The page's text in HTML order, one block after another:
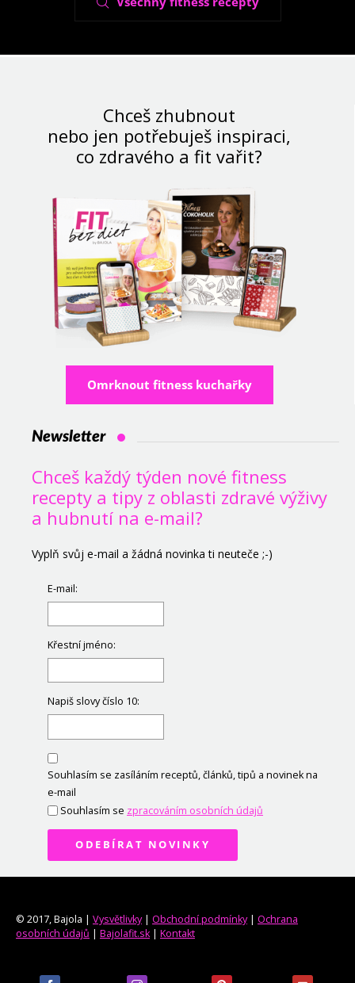
Chceš zhubnout
nebo jen potřebuješ inspiraci,
co zdravého a fit vařit?
Omrknout fitness kuchařky
Newsletter
Chceš každý týden nové fitness
recepty a tipy z oblasti zdravé výživy
a hubnutí na e-mail?
Vyplň svůj e-mail a žádná novinka ti neuteče ;-)
E-mail:
Křestní jméno:
Napiš slovy číslo 10:
Souhlasím se zasíláním receptů, článků, tipů a novinek na
e-mail
Souhlasím se zpracováním osobních údajů
ODEBÍRAT NOVINKY
© 2017, Bajola | Vysvětlivky| Obchodní podmínky| Ochrana
osobních údajů | Bajolafit.sk| Kontakt